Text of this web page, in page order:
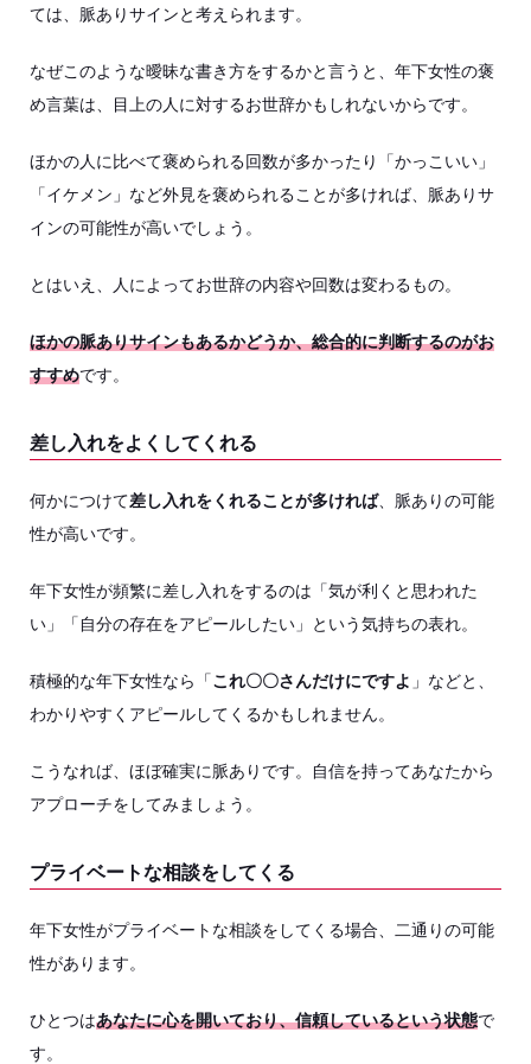
ては、脈ありサインと考えられます。
なぜこのような曖昧な書き方をするかと言うと、年下女性の褒
め言葉は、目上の人に対するお世辞かもしれないからです。
ほかの人に比べて褒められる回数が多かったり「かっこいい」
「イケメン」など外見を褒められることが多ければ、脈ありサ
インの可能性が高いでしょう。
とはいえ、人によってお世辞の内容や回数は変わるもの。
ほかの脈ありサインもあるかどうか、総合的に判断するのがお
すすめです。
差し入れをよくしてくれる
何かにつけて差し入れをくれることが多ければ、脈ありの可能
性が高いです。
年下女性が頻繁に差し入れをするのは「気が利くと思われた
い」「自分の存在をアピールしたい」という気持ちの表れ。
積極的な年下女性なら「これ〇〇さんだけにですよ 」などと、
わかりやすくアピールしてくるかもしれません。
こうなれば、ほぼ確実に脈ありです。自信を持ってあなたから
アプローチをしてみましょう。
プライベートな相談をしてくる
年下女性がプライベートな相談をしてくる場合、二通りの可能
性があります。
ひとつはあなたに心を開いており、信頼しているという状態で
す。